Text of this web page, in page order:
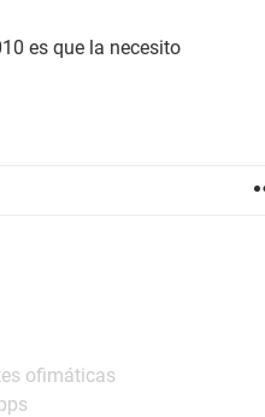
es que la necesito
ofimáticas